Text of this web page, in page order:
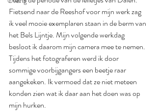
Fietsend naar de Reeshof voor mijn werk zag
ik veel mooie exemplaren staan in de berm van
het Bels Lijntje. Mijn volgende werkdag
besloot ik daarom mijn camera mee te nemen.
Tijdens het fotograferen werd ik door
sommige voorbijgangers een beetje raar
aangekeken. Ik vermoed dat ze niet meteen
konden zien wat ik daar aan het doen was op
mijn hurken.